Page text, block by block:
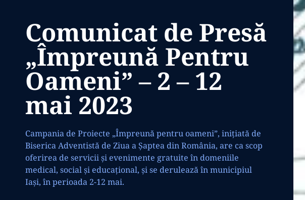
Comunicat de Presă
„Împreună Pentru
Oameni” – 2 – 12
mai 2023
Campania de Proiecte „Împreună pentru oameni”, inițiată de
Biserica Adventistă de Ziua a Șaptea din România, are ca scop
oferirea de servicii și evenimente gratuite în domeniile
medical, social și educațional, și se derulează în municipiul
Iași, în perioada 2-12 mai.